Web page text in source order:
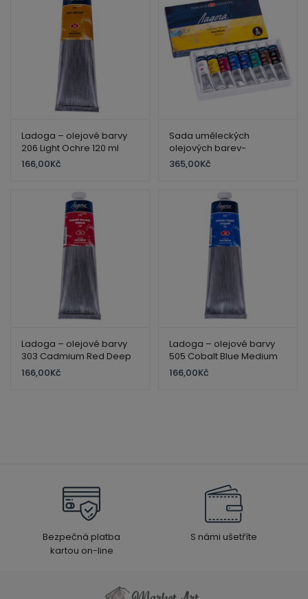
Ladoga – olejové barvy
206 Light Ochre 120 ml
166,00Kč
Sada uměleckých
olejových barev-
Nevskaya palitra St.
petersburg – Ladoga
365,00Kč
Ladoga – olejové barvy
303 Cadmium Red Deep
120 ml
166,00Kč
Ladoga – olejové barvy
505 Cobalt Blue Medium
120 ml
166,00Kč
Bezpečná platba
kartou on-line
S námi ušetříte